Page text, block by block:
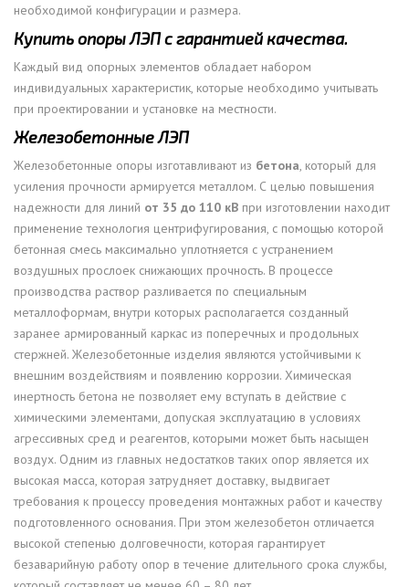
необходимой конфигурации и размера.
Купить опоры ЛЭП с гарантией качества.
Каждый вид опорных элементов обладает набором
индивидуальных характеристик, которые необходимо учитывать
при проектировании и установке на местности.
Железобетонные ЛЭП
Железобетонные опоры изготавливают из бетона, который для
усиления прочности армируется металлом. С целью повышения
надежности для линий от 35 до 110 кВ при изготовлении находит
применение технология центрифугирования, с помощью которой
бетонная смесь максимально уплотняется с устранением
воздушных прослоек снижающих прочность. В процессе
производства раствор разливается по специальным
металлоформам, внутри которых располагается созданный
заранее армированный каркас из поперечных и продольных
стержней. Железобетонные изделия являются устойчивыми к
внешним воздействиям и появлению коррозии. Химическая
инертность бетона не позволяет ему вступать в действие с
химическими элементами, допуская эксплуатацию в условиях
агрессивных сред и реагентов, которыми может быть насыщен
воздух. Одним из главных недостатков таких опор является их
высокая масса, которая затрудняет доставку, выдвигает
требования к процессу проведения монтажных работ и качеству
подготовленного основания. При этом железобетон отличается
высокой степенью долговечности, которая гарантирует
безаварийную работу опор в течение длительного срока службы,